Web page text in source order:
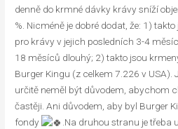
denně do krmné dávky krávy sníží
%. Nicméně je dobré dodat, že: 1)
pro krávy v jejich posledních 3-4
18 měsíců dlouhý; 2) takto jsou
Burger Kingu (z celkem 7.226 v
určitě neměl být důvodem, abychom
častěji. Ani důvodem, aby byl Burger
fondy
.Na druhou stranu je třeba